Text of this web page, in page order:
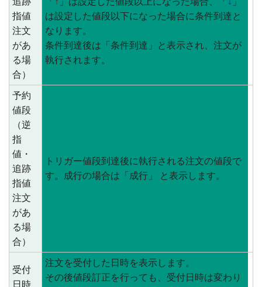
指値
注文
があ
る場
合）
は設定した値段以下になった場合に条件到達と
なります。
条件到達後は「条件到達」と表示され、注文が
執行されます。
予約
値段
（逆
指
値・
追跡
指値
注文
があ
る場
合）
トリガー値段到達後に執行される注文の値段で
す。成行の場合は「成行」 と表示します。
受付
日時
注文を受付した日時を表示します。
その後値段訂正を行っても、受付日時は変わり